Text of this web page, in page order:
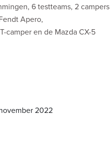
6 testteams, 2
Apero,
camper en de Mazda CX-5
2022